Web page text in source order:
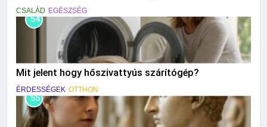
CSALÁD EGÉSZSÉG
54
Mit jelent hogy hőszivattyús szárítógép?
ÉRDESSÉGEK OTTHON
55